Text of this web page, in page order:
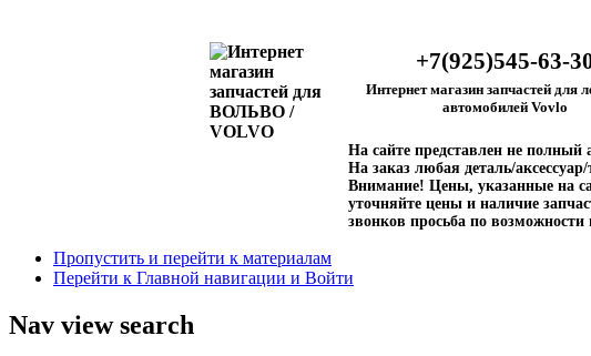
+7(925)545-63-
Интернет магазин запчастей для
автомобилей Vovlo
На сайте представлен не полный
На заказ любая деталь/
Внимание! Цены, указанные на
уточняйте цены и наличие
звонков просьба по
Пропустить и перейти к материалам
Перейти к Главной навигации и Войти
Nav view search